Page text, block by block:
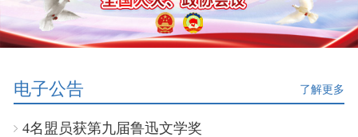
电子公告 了解更多
4名盟员获第九届鲁迅文学奖